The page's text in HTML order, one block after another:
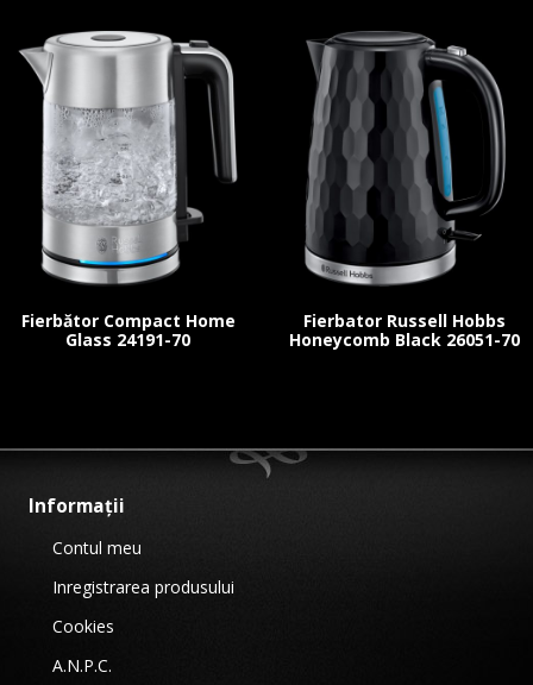
Fierbător Compact Home
Glass 24191-70
Fierbator Russell Hobbs
Honeycomb Black 26051-70
Informații
Contul meu
Inregistrarea produsului
Cookies
A.N.P.C.